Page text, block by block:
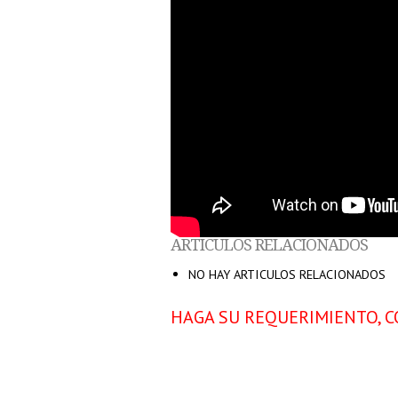
ARTICULOS RELACIONADOS
NO HAY ARTICULOS RELACIONADOS
HAGA SU REQUERIMIENTO,